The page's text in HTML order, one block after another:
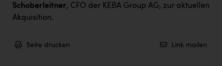
Schoberleitner, CFO der KEBA Group AG, zur aktuellen
Akquisition.
Seite drucken Link mailen